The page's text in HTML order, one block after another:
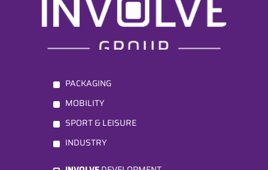
PACKAGING
MOBILITY
SPORT & LEISURE
INDUSTRY